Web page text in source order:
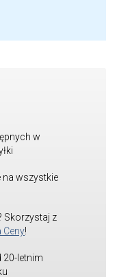
w
na wszystkie
Skorzystaj z
Ceny!
letnim